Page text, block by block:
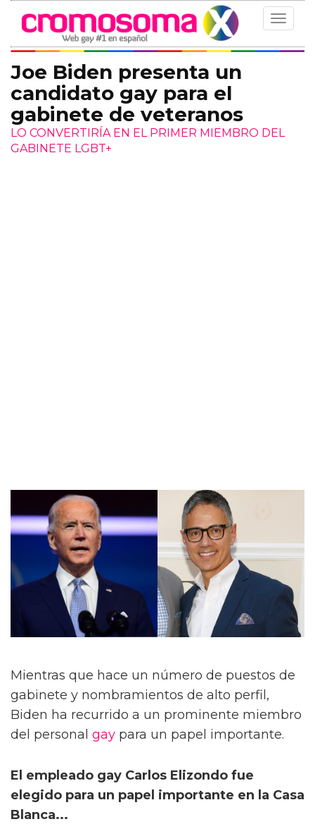
Toggle
Joe Biden presenta un
candidato gay para el
gabinete de veteranos
LO CONVERTIRÍA EN EL PRIMER MIEMBRO DEL
GABINETE LGBT+
Mientras que hace un número de puestos de
gabinete y nombramientos de alto perfil,
Biden ha recurrido a un prominente miembro
del personal gay para un papel importante.
El empleado gay Carlos Elizondo fue
elegido para un papel importante en la Casa
Blanca...